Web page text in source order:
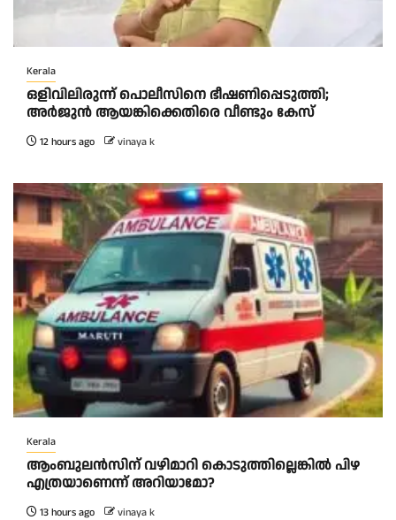
Kerala
ഒളിവിലിരുന്ന് പൊലീസിനെ ഭീഷണിപ്പെടുത്തി;
അർജുൻ ആയങ്കിക്കെതിരെ വീണ്ടും കേസ്
12 hours ago vinaya k
Kerala
ആംബുലന്‍സിന് വഴിമാറി കൊടുത്തില്ലെങ്കില്‍ പിഴ
എത്രയാണെന്ന് അറിയാമോ?
13 hours ago vinaya k